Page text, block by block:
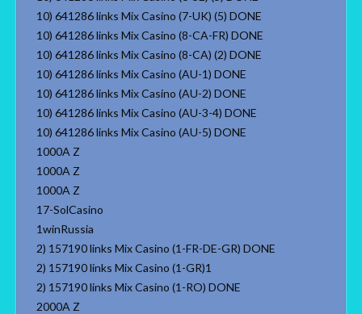
10) 641286 links Mix Casino (7-UK) (5) DONE
10) 641286 links Mix Casino (8-CA-FR) DONE
10) 641286 links Mix Casino (8-CA) (2) DONE
10) 641286 links Mix Casino (AU-1) DONE
10) 641286 links Mix Casino (AU-2) DONE
10) 641286 links Mix Casino (AU-3-4) DONE
10) 641286 links Mix Casino (AU-5) DONE
1000A Z
1000A Z
1000A Z
17-SolCasino
1winRussia
2) 157190 links Mix Casino (1-FR-DE-GR) DONE
2) 157190 links Mix Casino (1-GR)1
2) 157190 links Mix Casino (1-RO) DONE
2000A Z